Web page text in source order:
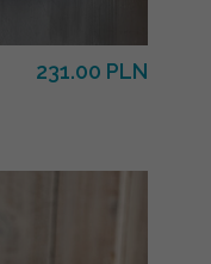
231.00 PLN